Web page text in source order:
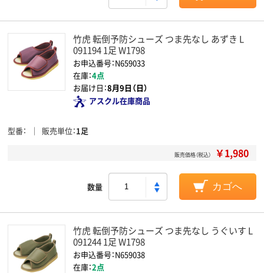
竹虎 転倒予防シューズ つま先なし あずき L
091194 1足 W1798
お申込番号：N659033
在庫：4点
お届け日：8月9日（日）
アスクル在庫商品
型番 販売単位 1足
販売価格（税込） ￥1,980
数量 カゴへ
竹虎 転倒予防シューズ つま先なし うぐいす L
091244 1足 W1798
お申込番号：N659038
在庫：2点